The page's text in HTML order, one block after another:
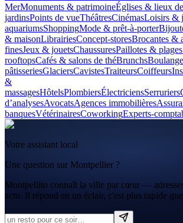
MerMonuments & patrimoineÉglises & lieux
jardinsPoints de vueThéâtresCinémasLoisirs &
aquariumsShoppingMode & prêt-à-porter
& maisonLibrairiesConcept-storesBrocantes &
finesJeux & jouetsChaussuresPaillotes &
rooftopsCafés & salons de théBrunchs
pâtisseriesGlaciersCavistesTraiteursCoiffeurs
&
massagesHôtelsPlombiersÉlectriciensSerruriers
d’analysesAvocatsAgences immobilières
banquesVétérinairesCoworkingExperts-
Votre assistant local
Une question sur Montpellier ?
Montpellito connaît la ville par cœur —
actu. Il répond en un éclair, c'est plus rapide